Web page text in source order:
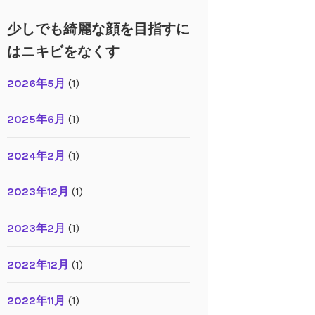
少しでも綺麗な顔を目指すに
はニキビをなくす
2026年5月 (1)
2025年6月 (1)
2024年2月 (1)
2023年12月 (1)
2023年2月 (1)
2022年12月 (1)
2022年11月 (1)